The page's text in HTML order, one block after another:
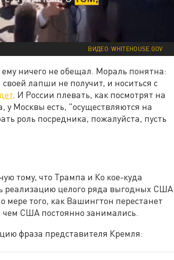
ВИДЕО: WHITEHOUSE.GOV
ничего не обещал. Мораль понятна:
лапши не получит, и носиться с
. И России плевать, как посмотрят на
Москвы есть, "осуществляются на
роль посредника, пожалуйста, пусть
тому, что Трампа и Ко кое-куда
реализацию целого ряда выгодных США
мере того, как Вашингтон перестанет
чем США постоянно занимались.
фраза представителя Кремля: